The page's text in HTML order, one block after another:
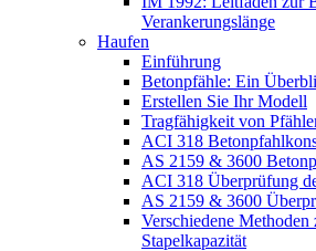
Verankerungslänge
Haufen
Einführung
Betonpfähle: Ein
Erstellen Sie Ihr Modell
Tragfähigkeit von
ACI 318
AS 2159 & 3600
ACI 318 Überprüfung
AS 2159 & 3600
Verschiedene Methoden
Stapelkapazität